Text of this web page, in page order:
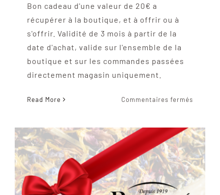
Bon cadeau d'une valeur de 20€ a
récupérer à la boutique, et à offrir ou à
s'offrir. Validité de 3 mois à partir de la
date d'achat, valide sur l'ensemble de la
boutique et sur les commandes passées
directement magasin uniquement.
Read More Commentaires fermés
20€